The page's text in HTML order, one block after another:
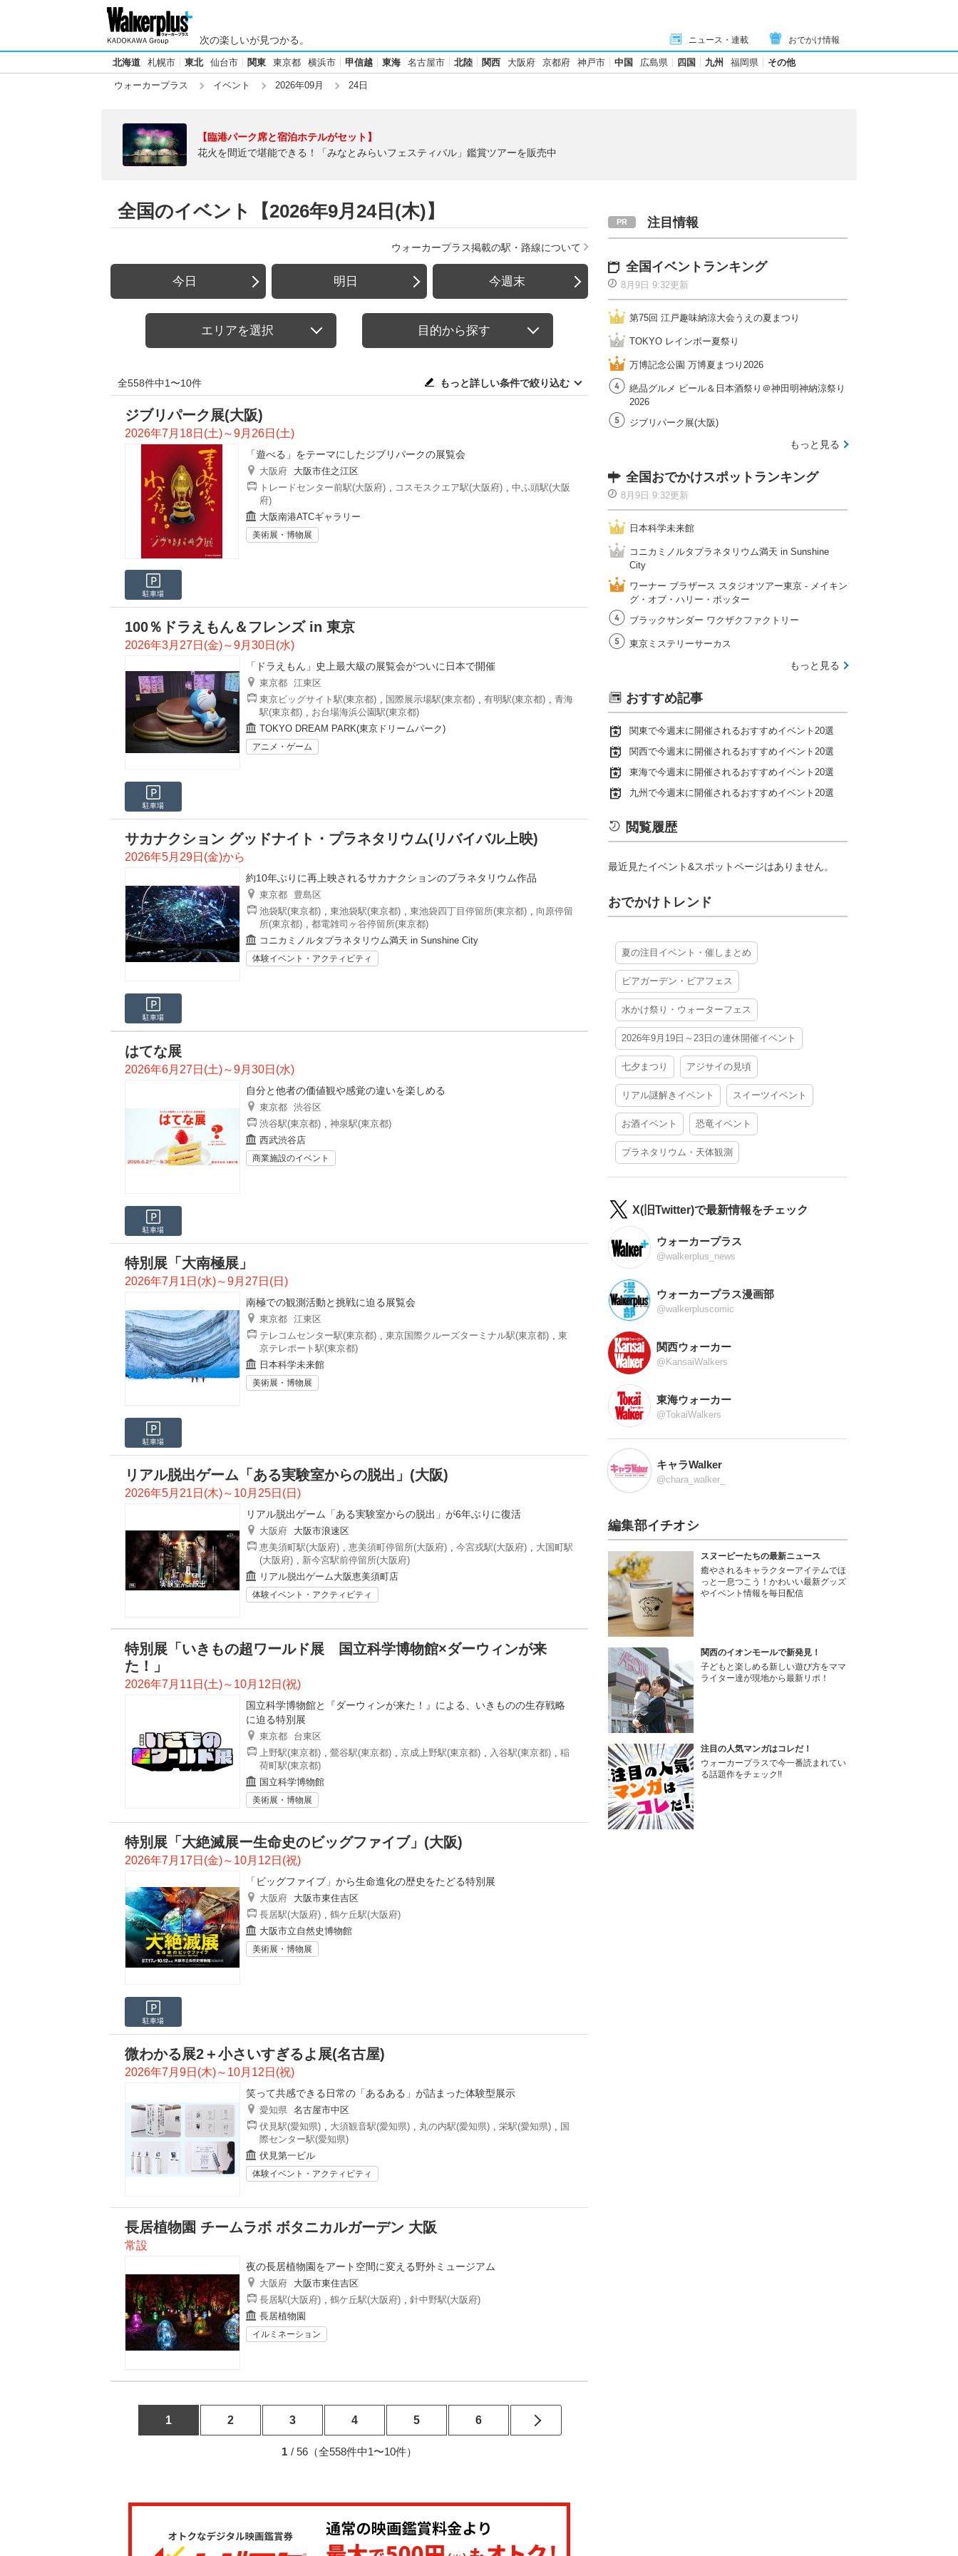
次の楽しいが見つかる。 ニュース・連載 おでかけ情報
北海道 札幌市 東北 仙台市 関東 東京都 横浜市 甲信越 東海 名古屋市 北陸 関西 大阪府 京都府 神戸市 中国 広島県 四国 九州 福岡県 その他
ウォーカープラス イベント 2026年09月 24日
【臨港パーク席と宿泊ホテルがセット】
花火を間近で堪能できる！「みなとみらいフェスティバル」鑑賞ツアーを販売中
全国のイベント【2026年9月24日(木)】
ウォーカープラス掲載の駅・路線について
今日 明日 今週末
エリアを選択 目的から探す
全558件中1〜10件 もっと詳しい条件で絞り込む
ジブリパーク展(大阪)
2026年7月18日(土)～9月26日(土)
「遊べる」をテーマにしたジブリパークの展覧会
大阪府
大阪市住之江区
トレードセンター前駅(大阪府) , コスモスクエア駅(大阪府) , 中ふ頭駅(大阪
府)
大阪南港ATCギャラリー
美術展・博物展
駐車場
100％ドラえもん＆フレンズ in 東京
2026年3月27日(金)～9月30日(水)
「ドラえもん」史上最大級の展覧会がついに日本で開催
東京都 江東区
東京ビッグサイト駅(東京都) , 国際展示場駅(東京都) , 有明駅(東京都) , 青海
駅(東京都) , お台場海浜公園駅(東京都)
TOKYO DREAM PARK(東京ドリームパーク)
アニメ・ゲーム
駐車場
サカナクション グッドナイト・プラネタリウム(リバイバル上映)
2026年5月29日(金)から
約10年ぶりに再上映されるサカナクションのプラネタリウム作品
東京都
豊島区
池袋駅(東京都) , 東池袋駅(東京都) , 東池袋四丁目停留所(東京都) , 向原停留
所(東京都) , 都電雑司ヶ谷停留所(東京都)
コニカミノルタプラネタリウム満天 in Sunshine City
体験イベント・アクティビティ
駐車場
はてな展
2026年6月27日(土)～9月30日(水)
自分と他者の価値観や感覚の違いを楽しめる
東京都 渋谷区
渋谷駅(東京都) , 神泉駅(東京都)
西武渋谷店
商業施設のイベント
駐車場
特別展「大南極展」
2026年7月1日(水)～9月27日(日)
南極での観測活動と挑戦に迫る展覧会
東京都 江東区
テレコムセンター駅(東京都) , 東京国際クルーズターミナル駅(東京都) , 東
京テレポート駅(東京都)
日本科学未来館
美術展・博物展
駐車場
リアル脱出ゲーム「ある実験室からの脱出」(大阪)
2026年5月21日(木)～10月25日(日)
リアル脱出ゲーム「ある実験室からの脱出」が6年ぶりに復活
大阪府
大阪市浪速区
恵美須町駅(大阪府) , 恵美須町停留所(大阪府) , 今宮戎駅(大阪府) , 大国町駅
(大阪府) , 新今宮駅前停留所(大阪府)
リアル脱出ゲーム大阪恵美須町店
体験イベント・アクティビティ
特別展「いきもの超ワールド展 国立科学博物館×ダーウィンが来
た！」
2026年7月11日(土)～10月12日(祝)
国立科学博物館と『ダーウィンが来た！』による、いきものの生存戦略
に迫る特別展
東京都
台東区
上野駅(東京都) , 鶯谷駅(東京都) , 京成上野駅(東京都) , 入谷駅(東京都) , 稲
荷町駅(東京都)
国立科学博物館
美術展・博物展
特別展「大絶滅展ー生命史のビッグファイブ」(大阪)
2026年7月17日(金)～10月12日(祝)
「ビッグファイブ」から生命進化の歴史をたどる特別展
大阪府
大阪市東住吉区
長居駅(大阪府) , 鶴ケ丘駅(大阪府)
大阪市立自然史博物館
美術展・博物展
駐車場
微わかる展2＋小さいすぎるよ展(名古屋)
2026年7月9日(木)～10月12日(祝)
笑って共感できる日常の「あるある」が詰まった体験型展示
愛知県 名古屋市中区
伏見駅(愛知県) , 大須観音駅(愛知県) , 丸の内駅(愛知県) , 栄駅(愛知県) , 国
際センター駅(愛知県)
伏見第一ビル
体験イベント・アクティビティ
長居植物園 チームラボ ボタニカルガーデン 大阪
常設
夜の長居植物園をアート空間に変える野外ミュージアム
大阪府
大阪市東住吉区
長居駅(大阪府) , 鶴ケ丘駅(大阪府) , 針中野駅(大阪府)
長居植物園
イルミネーション
1 2 3 4 5 6
1 / 56（全558件中1〜10件）
注目情報
全国イベントランキング
8月9日 9:32更新
第75回 江戸趣味納涼大会うえの夏まつり
TOKYO レインボー夏祭り
万博記念公園 万博夏まつり2026
絶品グルメ ビール＆日本酒祭り＠神田明神納涼祭り
2026
ジブリパーク展(大阪)
もっと見る
全国おでかけスポットランキング
8月9日 9:32更新
日本科学未来館
コニカミノルタプラネタリウム満天 in Sunshine
City
ワーナー ブラザース スタジオツアー東京 ‐ メイキン
グ・オブ・ハリー・ポッター
ブラックサンダー ワクザクファクトリー
東京ミステリーサーカス
もっと見る
おすすめ記事
関東で今週末に開催されるおすすめイベント20選
関西で今週末に開催されるおすすめイベント20選
東海で今週末に開催されるおすすめイベント20選
九州で今週末に開催されるおすすめイベント20選
閲覧履歴
最近見たイベント&スポットページはありません。
おでかけトレンド
夏の注目イベント・催しまとめ
ビアガーデン・ビアフェス
水かけ祭り・ウォーターフェス
2026年9月19日～23日の連休開催イベント
七夕まつり アジサイの見頃
リアル謎解きイベント スイーツイベント
お酒イベント 恐竜イベント
プラネタリウム・天体観測
X(旧Twitter)で最新情報をチェック
ウォーカープラス
@walkerplus_news
ウォーカープラス漫画部
@walkerpluscomic
関西ウォーカー
@KansaiWalkers
東海ウォーカー
@TokaiWalkers
キャラWalker
@chara_walker_
編集部イチオシ
スヌーピーたちの最新ニュース
癒やされるキャラクターアイテムでほ
っと一息つこう！かわいい最新グッズ
やイベント情報を毎日配信
関西のイオンモールで新発見！
子どもと楽しめる新しい遊び方をママ
ライター達が現地から最新リポ！
注目の人気マンガはコレだ！
ウォーカープラスで今一番読まれてい
る話題作をチェック!!